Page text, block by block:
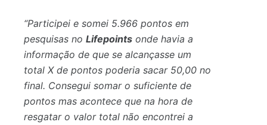
“Participei e somei 5.966 pontos em
pesquisas no Lifepoints onde havia a
informação de que se alcançasse um
total X de pontos poderia sacar 50,00 no
final. Consegui somar o suficiente de
pontos mas acontece que na hora de
resgatar o valor total não encontrei a